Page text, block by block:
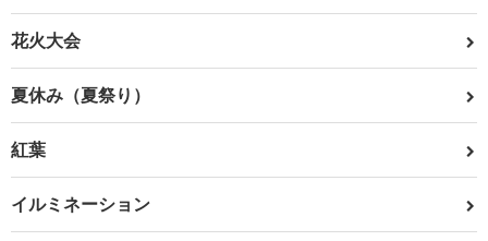
花火大会
夏休み（夏祭り）
紅葉
イルミネーション